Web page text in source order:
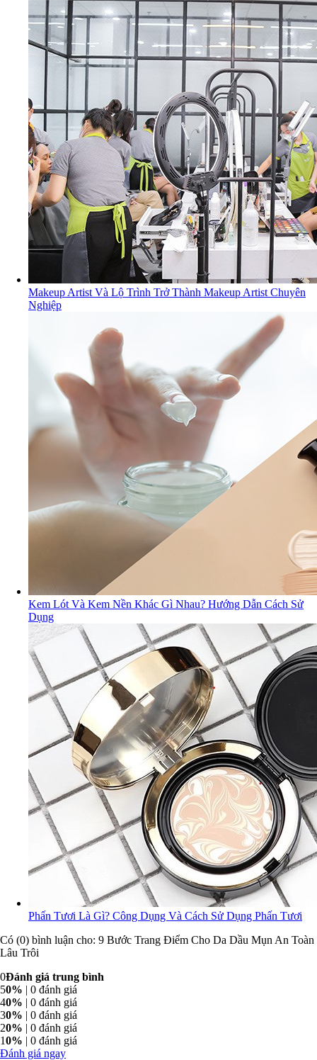
Makeup Artist Và Lộ Trình Trở Thành Makeup Artist Chuyên
Nghiệp
Kem Lót Và Kem Nền Khác Gì Nhau? Hướng Dẫn Cách Sử
Dụng
Phấn Tươi Là Gì? Công Dụng Và Cách Sử Dụng Phấn Tươi
Có (0) bình luận cho: 9 Bước Trang Điểm Cho Da Dầu Mụn An Toàn
Lâu Trôi
0Đánh giá trung bình
50% | 0 đánh giá
40% | 0 đánh giá
30% | 0 đánh giá
20% | 0 đánh giá
10% | 0 đánh giá
Đánh giá ngay